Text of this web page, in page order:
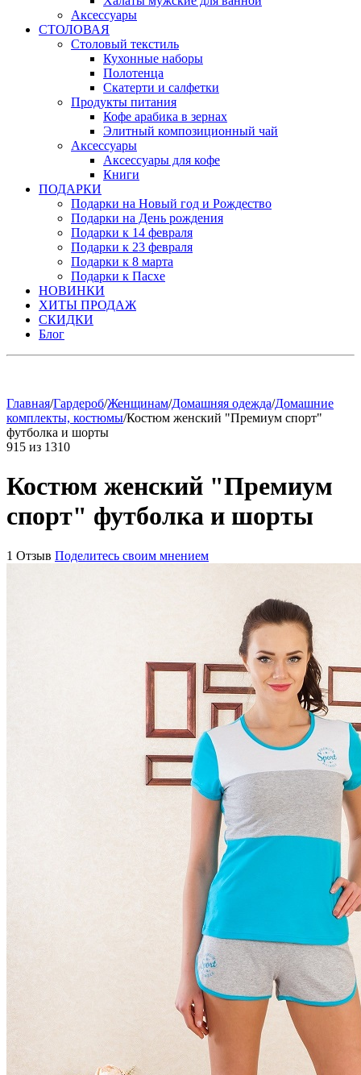
Аксессуары
СТОЛОВАЯ
Столовый текстиль
Кухонные наборы
Полотенца
Скатерти и салфетки
Продукты питания
Кофе арабика в зернах
Элитный композиционный чай
Аксессуары
Аксессуары для кофе
Книги
ПОДАРКИ
Подарки на Новый год и Рождество
Подарки на День рождения
Подарки к 14 февраля
Подарки к 23 февраля
Подарки к 8 марта
Подарки к Пасхе
НОВИНКИ
ХИТЫ ПРОДАЖ
СКИДКИ
Блог
Главная/Гардероб/Женщинам/Домашняя одежда/Домашние
комплекты, костюмы/Костюм женский "Премиум спорт"
футболка и шорты
915 из 1310
Костюм женский "Премиум
спорт" футболка и шорты
1 Отзыв Поделитесь своим мнением